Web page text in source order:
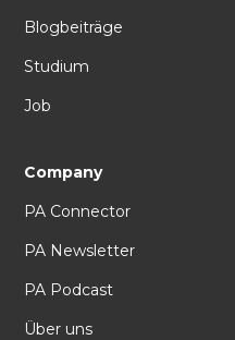
Blogbeiträge
Studium
Job
Company
PA Connector
PA Newsletter
PA Podcast
Über uns